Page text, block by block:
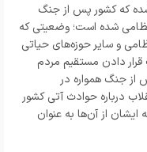
که کشور پس از جنگ
شده است؛ وضعیتی که
و سایر حوزه‌های حیاتی
دادن مستقیم مردم
از جنگ همواره در
درباره حوادث آتی کشور
از آن‌ها به عنوان